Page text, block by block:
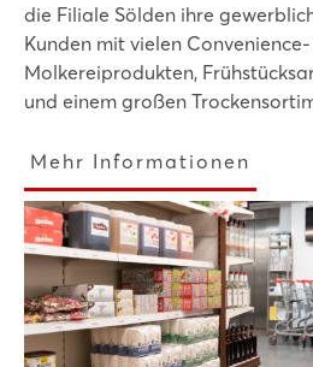
die Filiale Sölden ihre
Kunden mit vielen
Molkereiprodukten,
und einem großen
Mehr Informationen